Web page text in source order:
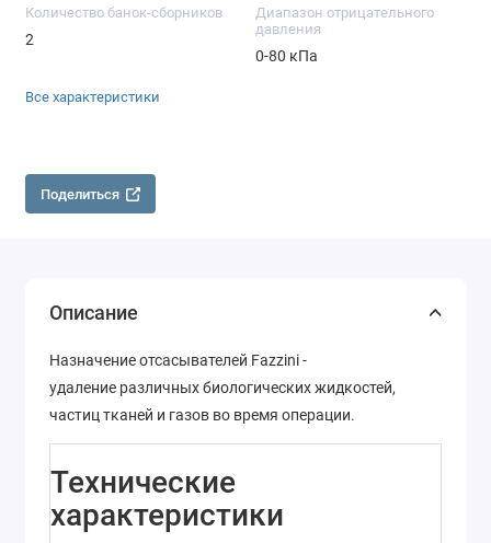
Количество банок-сборников
2
Диапазон отрицательного
давления
0-80 кПа
Все характеристики
Поделиться
Описание
Назначение отсасывателей Fazzini -
удаление различных биологических жидкостей,
частиц тканей и газов во время операции.
Технические
характеристики